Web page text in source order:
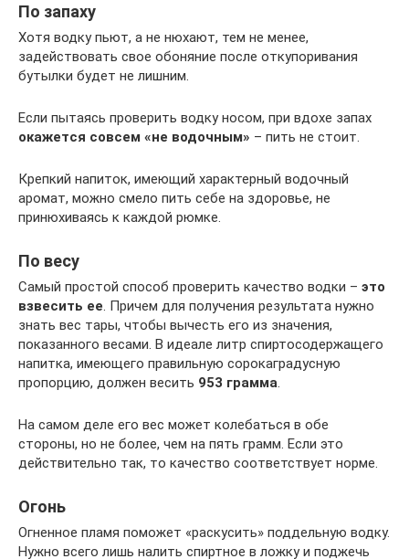
По запаху
Хотя водку пьют, а не нюхают, тем не менее,
задействовать свое обоняние после откупоривания
бутылки будет не лишним.
Если пытаясь проверить водку носом, при вдохе запах
окажется совсем «не водочным» – пить не стоит.
Крепкий напиток, имеющий характерный водочный
аромат, можно смело пить себе на здоровье, не
принюхиваясь к каждой рюмке.
По весу
Самый простой способ проверить качество водки – это
взвесить ее . Причем для получения результата нужно
знать вес тары, чтобы вычесть его из значения,
показанного весами. В идеале литр спиртосодержащего
напитка, имеющего правильную сорокаградусную
пропорцию, должен весить 953 грамма
На самом деле его вес может колебаться в обе
стороны, но не более, чем на пять грамм. Если это
действительно так, то качество соответствует норме.
Огонь
Огненное пламя поможет «раскусить» поддельную водку.
Нужно всего лишь налить спиртное в ложку и поджечь